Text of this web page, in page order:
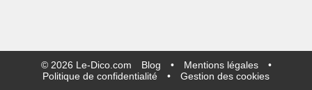
© 2026 Le-Dico.com Blog • Mentions légales
•
Politique de confidentialité
• Gestion des cookies